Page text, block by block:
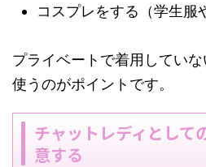
コスプレをする（学生服
プライベートで着用してい
使うのがポイントです。
チャットレディとして
意する